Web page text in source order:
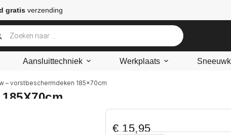
gratis verzending
Aansluittechniek Werkplaats
– vorstbeschermdeken 185x70cm
€15,95